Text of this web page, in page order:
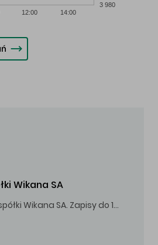
12:00 14:00
3 980
Wikana SA
Trwa skup akcji spółki Wikana SA. Zapisy do 14.08.2026 r. do godz. 16.00.